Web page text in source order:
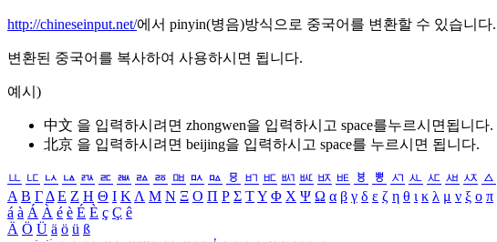
http://chineseinput.net/에서 pinyin(병음)방식으로 중국어를 변환할 수 있습니다.
변환된 중국어를 복사하여 사용하시면 됩니다.
예시)
中文 을 입력하시려면 zhongwen을 입력하시고 space를누르시면됩니다.
北京 을 입력하시려면 beijing을 입력하시고 space를 누르시면 됩니다.
ㅥ ㅦ ㅧ ㅨ ㅩ ㅪ ㅫ ㅬ ㅭ ㅮ ㅯ ㅰ ㅱ ㅲ ㅳ ㅴ ㅵ ㅶ ㅷ ㅸ ㅹ ㅺ ㅻ ㅼ ㅽ ㅾ ㅿ
Α Β ΓΔ Ε Ζ Η Θ Ι ΚΛ Μ Ν Ξ Ο Π Ρ Σ ΤΥ Φ Χ Ψ Ω α β γ δ ε ζ η θ ι κ λ μ ν ξ ο π
á à Á À é è É È ç Ç ê
Ä Ö Ü ä ö ü ß